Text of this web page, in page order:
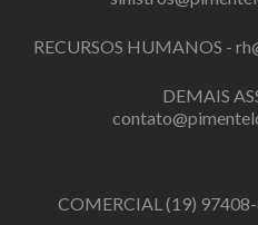
RECURSOS HUMANOS -
DEMAIS
COMERCIAL(19)